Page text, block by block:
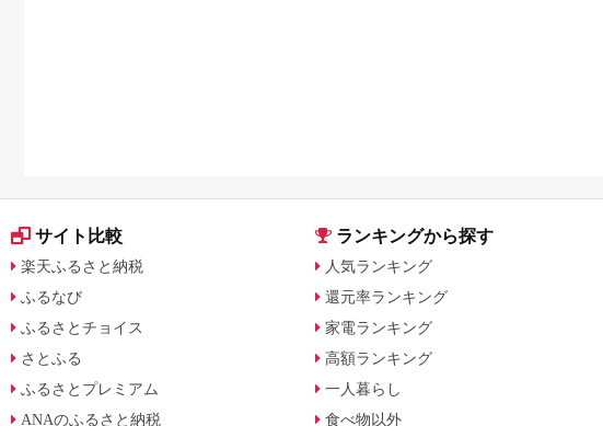
サイト比較
楽天ふるさと納税
ふるなび
ふるさとチョイス
さとふる
ふるさとプレミアム
ANAのふるさと納税
ランキングから探す
人気ランキング
還元率ランキング
家電ランキング
高額ランキング
一人暮らし
食べ物以外